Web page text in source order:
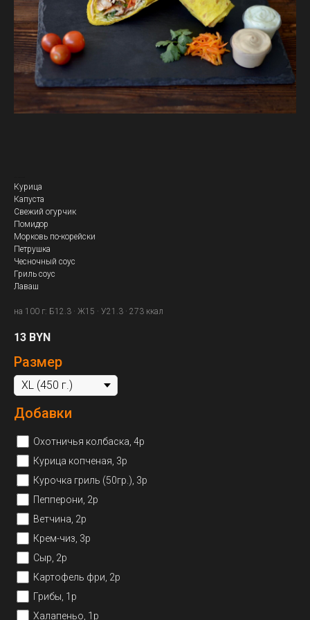
Курица
Капуста
Свежий огурчик
Помидор
Морковь по-корейски
Петрушка
Чесночный соус
Гриль соус
Лаваш
на 100 г: Б12.3 · Ж15 · У21.3 · 273 ккал
13 BYN
Размер
Добавки
Охотничья колбаска, 4р
Курица копченая, 3р
Курочка гриль (50гр.), 3р
Пепперони, 2р
Ветчина, 2р
Крем-чиз, 3р
Сыр, 2р
Картофель фри, 2р
Грибы, 1р
Халапеньо, 1р